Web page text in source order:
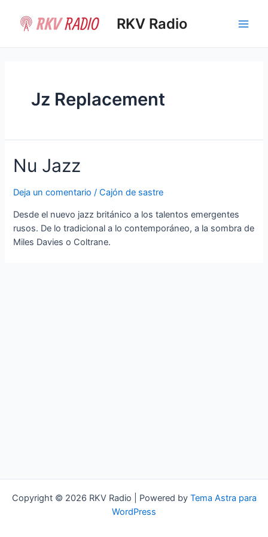
contenido
RKV Radio
Jz Replacement
Nu Jazz
Deja un comentario /Cajón de sastre
Desde el nuevo jazz británico a los talentos emergentes
rusos. De lo tradicional a lo contemporáneo, a la sombra de
Miles Davies o Coltrane.
Copyright © 2026 RKV Radio | Powered by Tema Astra para
WordPress